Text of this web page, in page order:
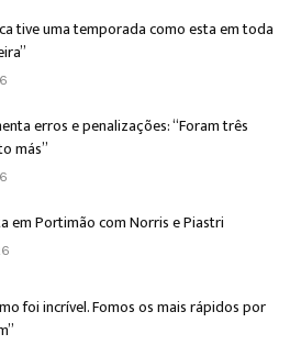
tive uma temporada como esta em toda
erros e penalizações: “Foram três
más”
em Portimão com Norris e Piastri
foi incrível. Fomos os mais rápidos por